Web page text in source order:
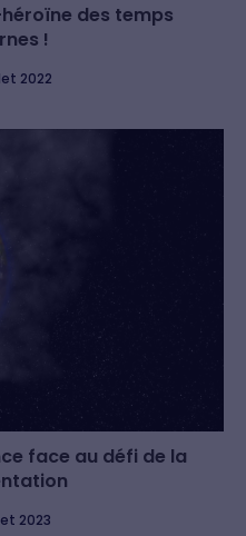
des temps
!
2022
face au défi de la
2023